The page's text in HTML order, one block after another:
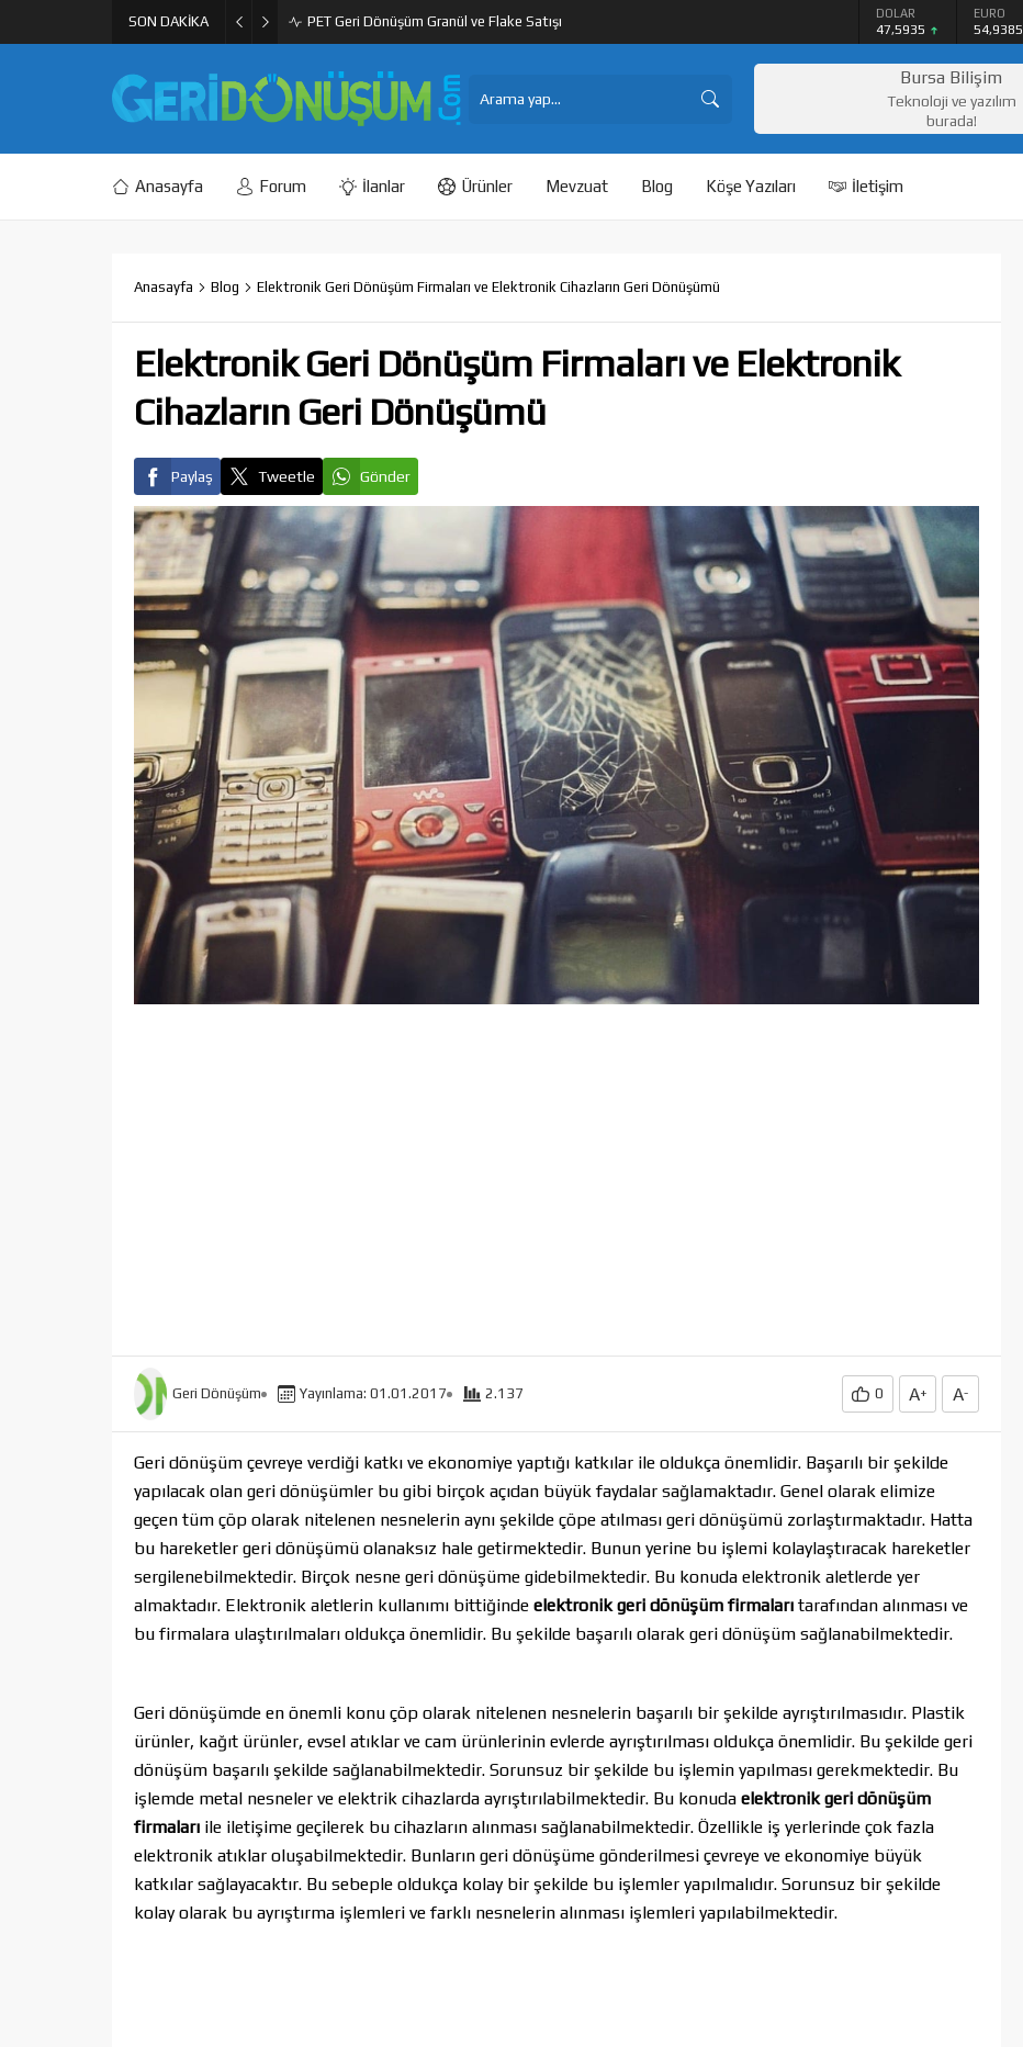
SON DAKİKA PET Geri Dönüşüm Granül ve Flake Satışı DOLAR
47,5935
EURO
54,9385
Bursa Bilişim
Teknoloji ve yazılım
burada!
Anasayfa Forum İlanlar Ürünler Mevzuat Blog Köşe Yazıları İletişim
Anasayfa Blog Elektronik Geri Dönüşüm Firmaları ve Elektronik Cihazların Geri Dönüşümü
Elektronik Geri Dönüşüm Firmaları ve Elektronik
Cihazların Geri Dönüşümü
Paylaş Tweetle Gönder
Geri Dönüşüm Yayınlama: 01.01.2017 2.137 0 A+ A-
Geri dönüşüm çevreye verdiği katkı ve ekonomiye yaptığı katkılar ile oldukça önemlidir. Başarılı bir şekilde
yapılacak olan geri dönüşümler bu gibi birçok açıdan büyük faydalar sağlamaktadır. Genel olarak elimize
geçen tüm çöp olarak nitelenen nesnelerin aynı şekilde çöpe atılması geri dönüşümü zorlaştırmaktadır. Hatta
bu hareketler geri dönüşümü olanaksız hale getirmektedir. Bunun yerine bu işlemi kolaylaştıracak hareketler
sergilenebilmektedir. Birçok nesne geri dönüşüme gidebilmektedir. Bu konuda elektronik aletlerde yer
almaktadır. Elektronik aletlerin kullanımı bittiğinde elektronik geri dönüşüm firmaları tarafından alınması ve
bu firmalara ulaştırılmaları oldukça önemlidir. Bu şekilde başarılı olarak geri dönüşüm sağlanabilmektedir.
Geri dönüşümde en önemli konu çöp olarak nitelenen nesnelerin başarılı bir şekilde ayrıştırılmasıdır. Plastik
ürünler, kağıt ürünler, evsel atıklar ve cam ürünlerinin evlerde ayrıştırılması oldukça önemlidir. Bu şekilde geri
dönüşüm başarılı şekilde sağlanabilmektedir. Sorunsuz bir şekilde bu işlemin yapılması gerekmektedir. Bu
işlemde metal nesneler ve elektrik cihazlarda ayrıştırılabilmektedir. Bu konuda elektronik geri dönüşüm
firmaları ile iletişime geçilerek bu cihazların alınması sağlanabilmektedir. Özellikle iş yerlerinde çok fazla
elektronik atıklar oluşabilmektedir. Bunların geri dönüşüme gönderilmesi çevreye ve ekonomiye büyük
katkılar sağlayacaktır. Bu sebeple oldukça kolay bir şekilde bu işlemler yapılmalıdır. Sorunsuz bir şekilde
kolay olarak bu ayrıştırma işlemleri ve farklı nesnelerin alınması işlemleri yapılabilmektedir.